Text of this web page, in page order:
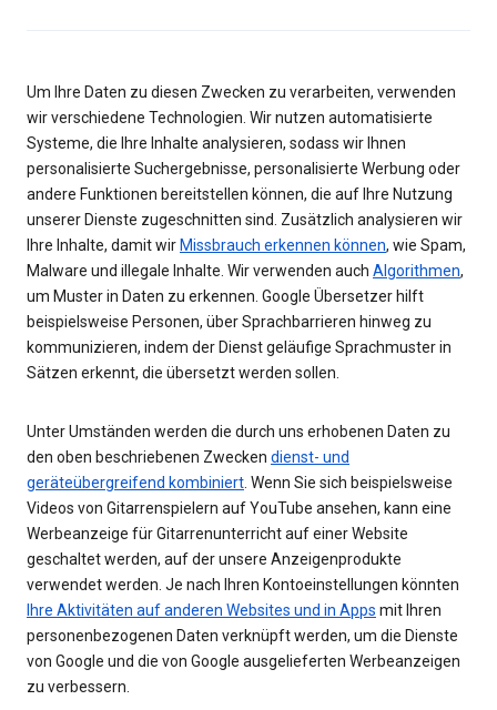
Um Ihre Daten zu diesen Zwecken zu verarbeiten, verwenden
wir verschiedene Technologien. Wir nutzen automatisierte
Systeme, die Ihre Inhalte analysieren, sodass wir Ihnen
personalisierte Suchergebnisse, personalisierte Werbung oder
andere Funktionen bereitstellen können, die auf Ihre Nutzung
unserer Dienste zugeschnitten sind. Zusätzlich analysieren wir
Ihre Inhalte, damit wir Missbrauch erkennen können, wie Spam,
Malware und illegale Inhalte. Wir verwenden auch Algorithmen,
um Muster in Daten zu erkennen. Google Übersetzer hilft
beispielsweise Personen, über Sprachbarrieren hinweg zu
kommunizieren, indem der Dienst geläufige Sprachmuster in
Sätzen erkennt, die übersetzt werden sollen.
Unter Umständen werden die durch uns erhobenen Daten zu
den oben beschriebenen Zwecken dienst- und
geräteübergreifend kombiniert . Wenn Sie sich beispielsweise
Videos von Gitarrenspielern auf YouTube ansehen, kann eine
Werbeanzeige für Gitarrenunterricht auf einer Website
geschaltet werden, auf der unsere Anzeigenprodukte
verwendet werden. Je nach Ihren Kontoeinstellungen könnten
Ihre Aktivitäten auf anderen Websites und in Apps mit Ihren
personenbezogenen Daten verknüpft werden, um die Dienste
von Google und die von Google ausgelieferten Werbeanzeigen
zu verbessern.